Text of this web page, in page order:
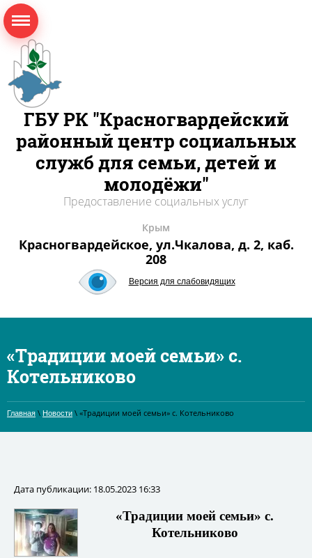
ГБУ РК "Красногвардейский
районный центр социальных
служб для семьи, детей и
молодёжи"
Предоставление социальных услуг
Крым
Красногвардейское, ул.Чкалова, д. 2, каб.
208
Версия для слабовидящих
«Традиции моей семьи» с.
Котельниково
Главная \ Новости \ «Традиции моей семьи» с. Котельниково
Дата публикации: 18.05.2023 16:33
«Традиции моей семьи» с.
Котельниково